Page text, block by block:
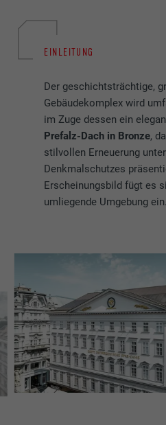
EINLEITUNG
Der geschichtsträchtige,
Gebäudekomplex wird
im Zuge dessen ein
Prefalz-Dach in Bronze,
stilvollen Erneuerung
Denkmalschutzes
Erscheinungsbild fügt es
umliegende Umgebung ein.